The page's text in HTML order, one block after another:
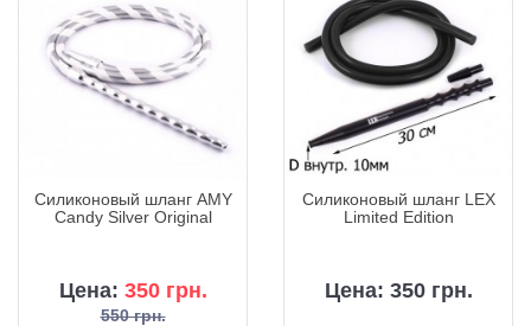
Силиконовый шланг AMY
Candy Silver Original
Цена: 350 грн.
550 грн.
Силиконовый шланг LEX
Limited Edition
Цена: 350 грн.